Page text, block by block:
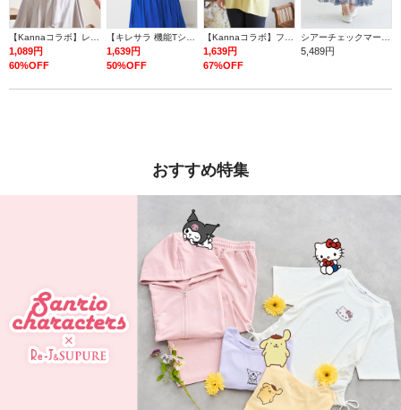
1,089円
60%OFF
1,639円
50%OFF
1,639円
67%OFF
5,489円
おすすめ特集